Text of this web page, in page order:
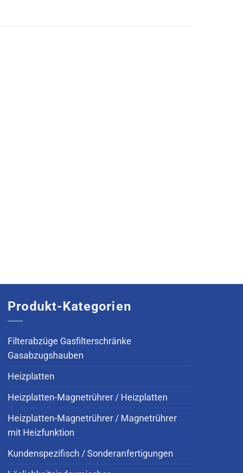
Produkt-Kategorien
Filterabzüge Gasfilterschränke
Gasabzugshauben
Heizplatten
Heizplatten-Magnetrührer / Heizplatten
Heizplatten-Magnetrührer / Magnetrührer
mit Heizfunktion
Kundenspezifisch / Sonderanfertigungen